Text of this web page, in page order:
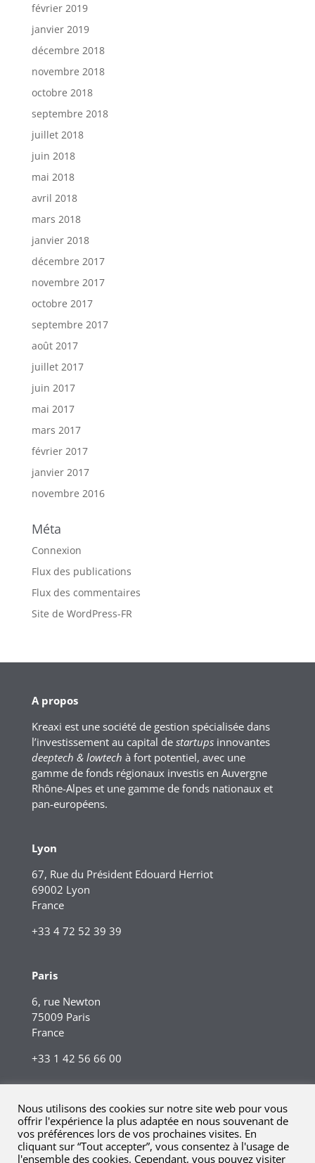
février 2019
janvier 2019
décembre 2018
novembre 2018
octobre 2018
septembre 2018
juillet 2018
juin 2018
mai 2018
avril 2018
mars 2018
janvier 2018
décembre 2017
novembre 2017
octobre 2017
septembre 2017
août 2017
juillet 2017
juin 2017
mai 2017
mars 2017
février 2017
janvier 2017
novembre 2016
Méta
Connexion
Flux des publications
Flux des commentaires
Site de WordPress-FR
A propos
Kreaxi est une société de gestion spécialisée dans
l’investissement au capital de startupsinnovantes
deeptech & lowtech à fort potentiel, avec une
gamme de fonds régionaux investis en Auvergne
Rhône-Alpes et une gamme de fonds nationaux et
pan-européens.
Lyon
67, Rue du Président Edouard Herriot
69002 Lyon
France
+33 4 72 52 39 39
Paris
6, rue Newton
75009 Paris
France
+33 1 42 56 66 00
Nous utilisons des cookies sur notre site web pour vous
offrir l'expérience la plus adaptée en nous souvenant de
vos préférences lors de vos prochaines visites. En
cliquant sur “Tout accepter”, vous consentez à l'usage de
l'ensemble des cookies. Cependant, vous pouvez visiter